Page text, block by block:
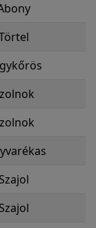
Szajol
Szajol